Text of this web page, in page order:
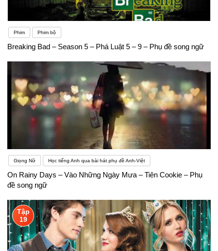
Phim Phim bộ
Breaking Bad – Season 5 – Phá Luật 5 – 9 – Phụ đề song ngữ
Giọng Nữ Học tiếng Anh qua bài hát phụ đề Anh-Việt
On Rainy Days – Vào Những Ngày Mưa – Tiên Cookie – Phụ
đề song ngữ
Tập
19